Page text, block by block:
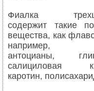
Фиалка
содержит такие
вещества, как
например,
антоцианы,
салициловая
каротин,